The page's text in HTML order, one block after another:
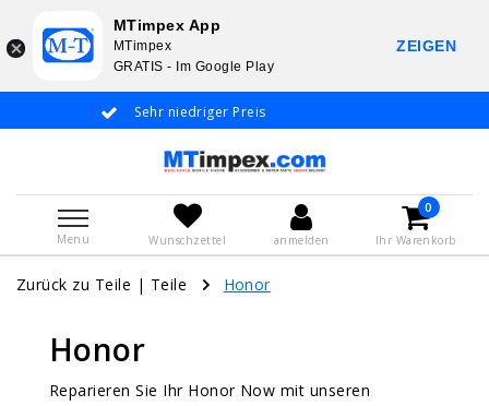
Deutsche Sprache
Menu Wunschzettel anmelden
0
Ihr Warenkorb
Zurück zu Teile | Teile Honor
Honor
Reparieren Sie Ihr Honor Now mit unseren
MTimpex App
MTimpex
GRATIS - Im Google Play
ZEIGEN